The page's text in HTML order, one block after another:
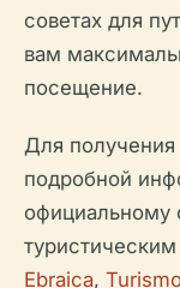
советах для
вам
посещение.
Для
подробной
официальному
Ebraica,